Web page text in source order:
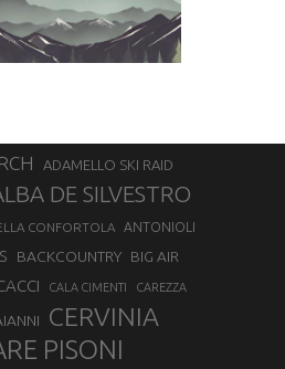
ADAMELLO SKI RAID
DE SILVESTRO
CONFORTOLA ANTONIOLI
BACKCOUNTRY BIG AIR
CALA CIMENTI CAREZZA
CERVINIA
PISONI